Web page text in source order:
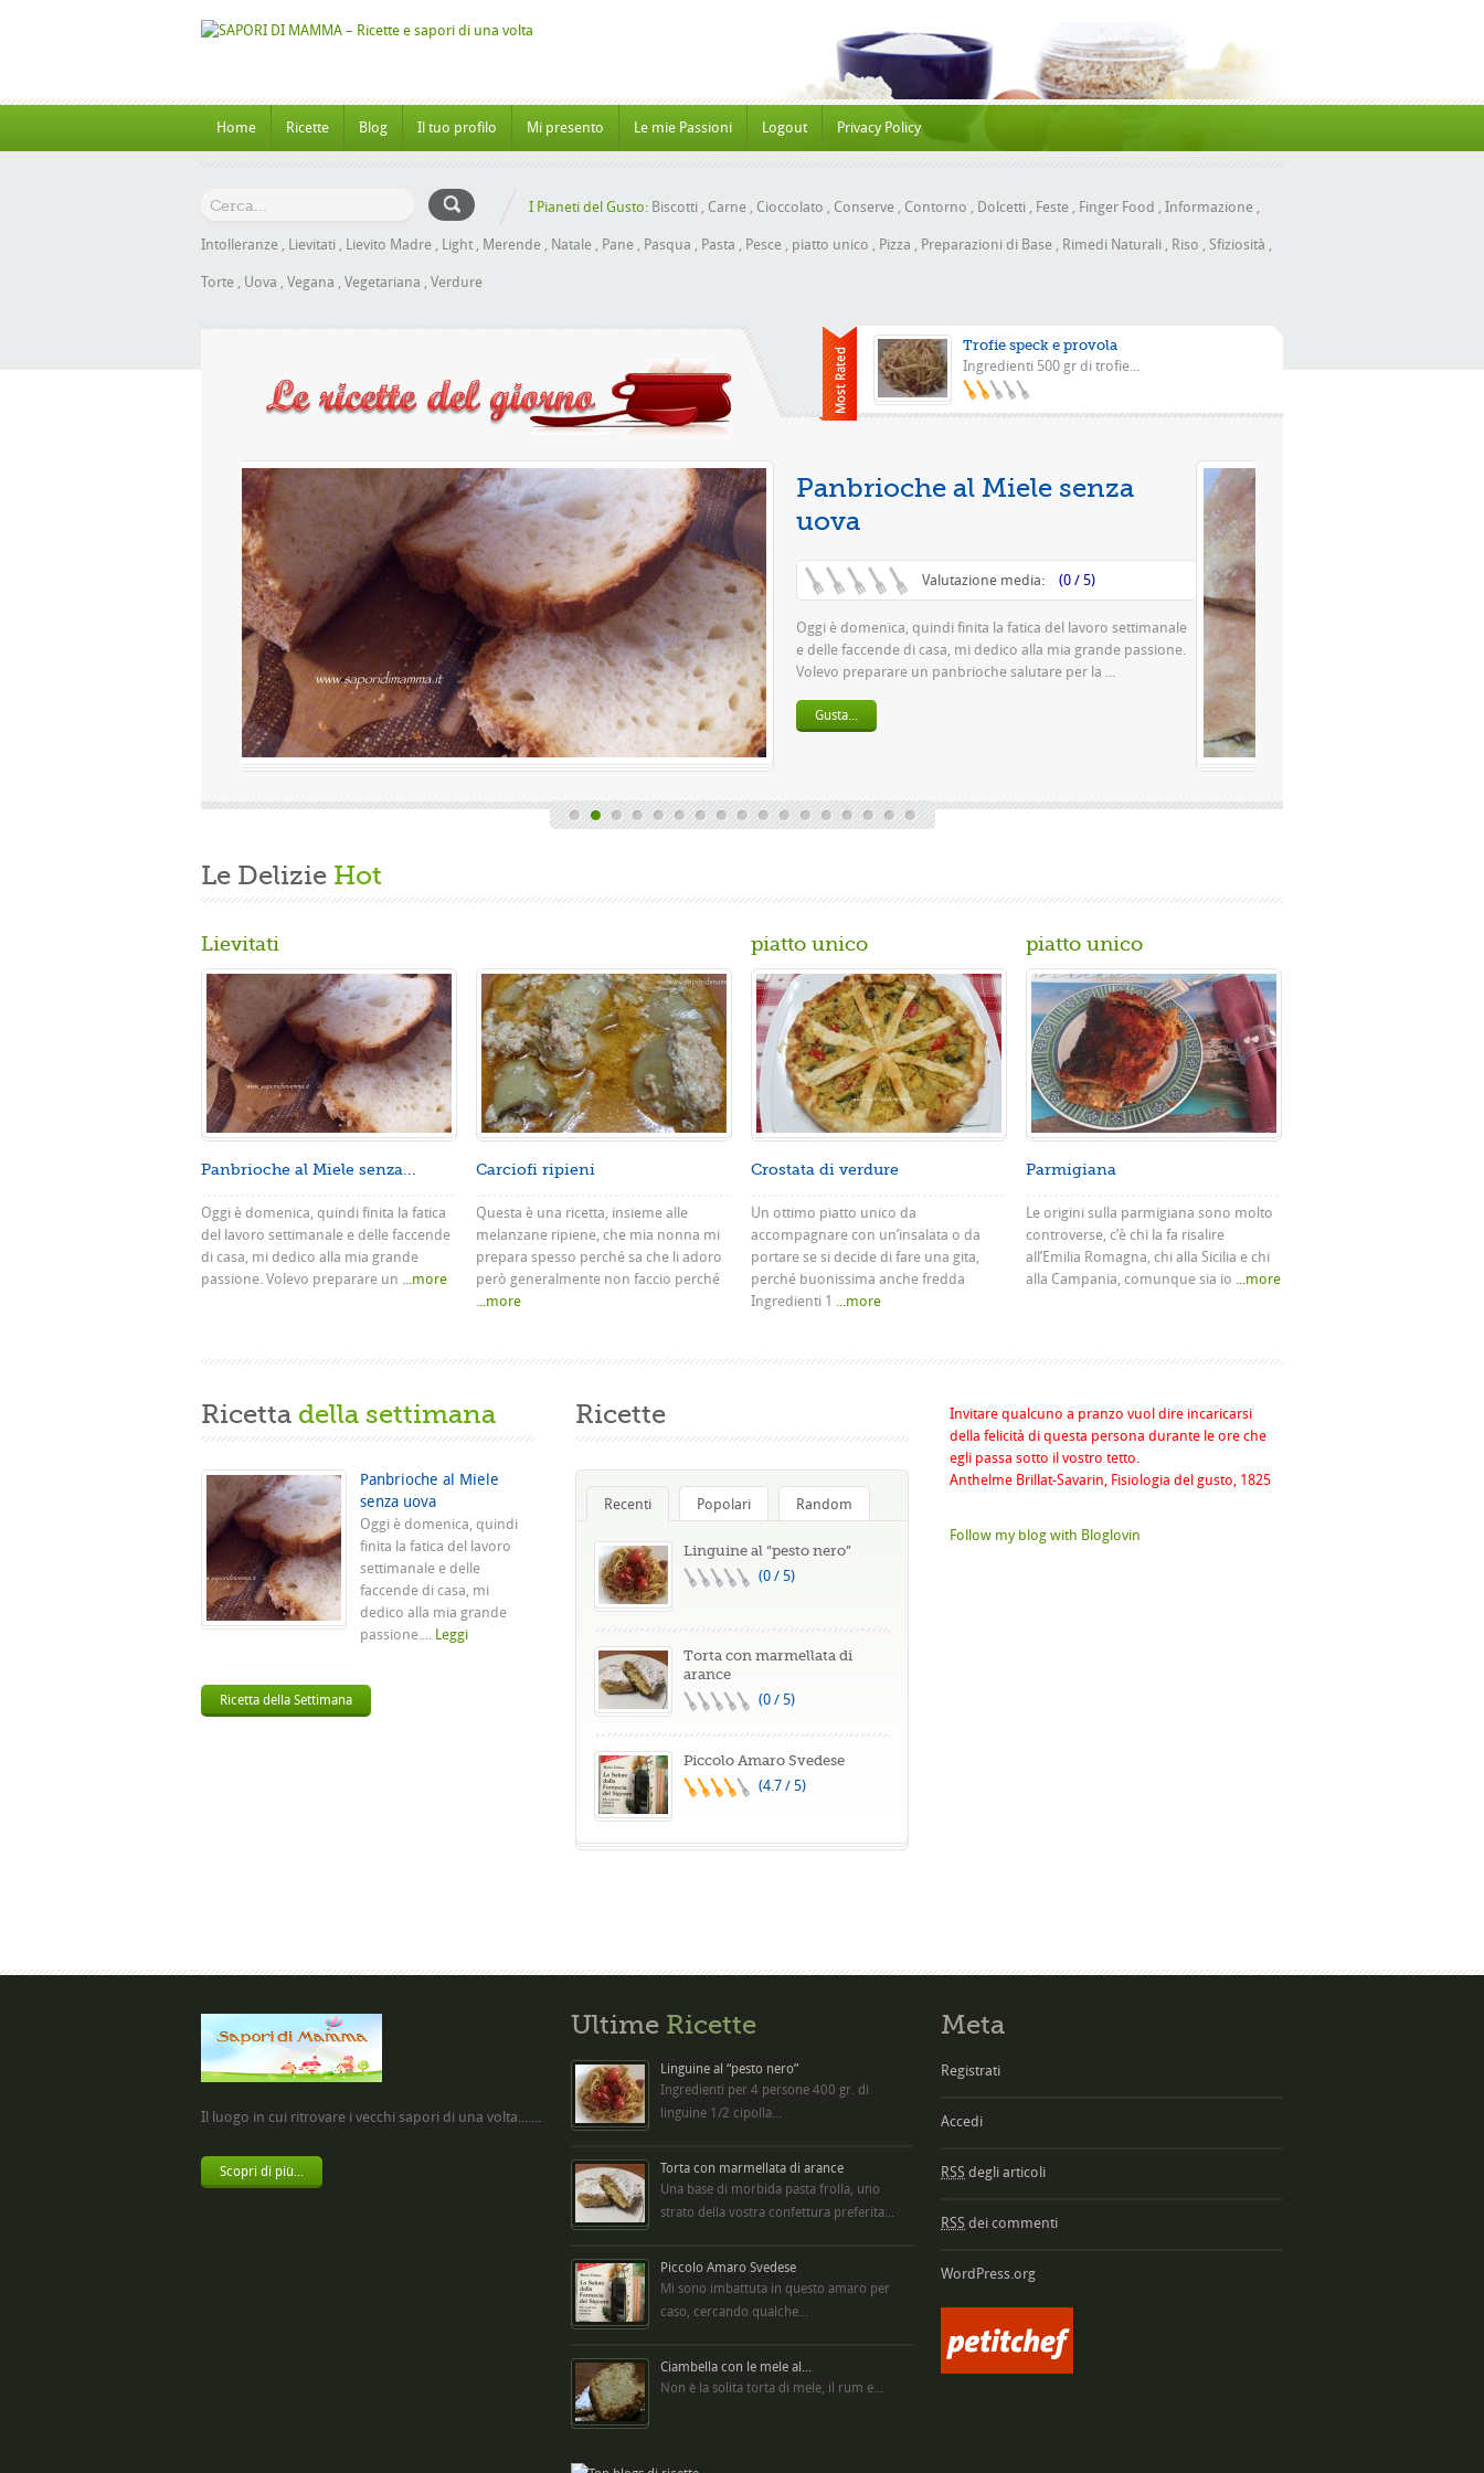
Home Ricette Blog Il tuo profilo Mi presento Le mie Passioni Logout Privacy Policy
I Pianeti del Gusto: Biscotti , Carne , Cioccolato , Conserve , Contorno , Dolcetti , Feste , Finger Food , Informazione ,
Intolleranze , Lievitati , Lievito Madre , Light , Merende , Natale , Pane , Pasqua , Pasta , Pesce , piatto unico , Pizza , Preparazioni di Base , Rimedi Naturali , Riso , Sfiziosità ,
Torte , Uova , Vegana , Vegetariana , Verdure
Trofie speck e provola
Ingredienti 500 gr di trofie...
Panbrioche al Miele senza
Valutazione media: (0 / 5)
Oggi è domenica, quindi finita la fatica del lavoro settimanale
e delle faccende di casa, mi dedico alla mia grande passione.
Volevo preparare un panbrioche salutare per la ...
Pizza con la scarola
Valutazione media:
Questa è una pizza famosissima a Napoli Ingredienti Per la
pasta 500 g di farina rimacinata a pietra 0 10 g di lievito di
Gusta...
Le Delizie Hot
Lievitati
Panbrioche al Miele senza...
Oggi è domenica, quindi finita la fatica
del lavoro settimanale e delle faccende
di casa, mi dedico alla mia grande
passione. Volevo preparare un ...more
Carciofi ripieni
Questa è una ricetta, insieme alle
melanzane ripiene, che mia nonna mi
prepara spesso perché sa che li adoro
però generalmente non faccio perché
...more
piatto unico
Crostata di verdure
Un ottimo piatto unico da
accompagnare con un’insalata o da
portare se si decide di fare una gita,
perché buonissima anche fredda
Ingredienti 1 ...more
piatto unico
Parmigiana
Le origini sulla parmigiana sono molto
controverse, c’è chi la fa risalire
all’Emilia Romagna, chi alla Sicilia e chi
alla Campania, comunque sia io ...more
Ricetta della settimana
Panbrioche al Miele
senza uova
Oggi è domenica, quindi
finita la fatica del lavoro
settimanale e delle
faccende di casa, mi
dedico alla mia grande
passione.... Leggi
Ricetta della Settimana
Ricette
Recenti Popolari Random
Linguine al “pesto nero”
(0 / 5)
Torta con marmellata di
arance
(0 / 5)
Piccolo Amaro Svedese
(4.7 / 5)
Invitare qualcuno a pranzo vuol dire incaricarsi
della felicità di questa persona durante le ore che
egli passa sotto il vostro tetto.
Anthelme Brillat-Savarin, Fisiologia del gusto, 1825
Follow my blog with Bloglovin
Il luogo in cui ritrovare i vecchi sapori di una volta.......
Scopri di più...
Ultime Ricette
Linguine al “pesto nero”
Ingredienti per 4 persone 400 gr. di
linguine 1/2 cipolla...
Torta con marmellata di arance
Una base di morbida pasta frolla, uno
strato della vostra confettura preferita...
Piccolo Amaro Svedese
Mi sono imbattuta in questo amaro per
caso, cercando qualche...
Ciambella con le mele al...
Non è la solita torta di mele, il rum e...
Meta
Registrati
Accedi
RSS degli articoli
RSS dei commenti
WordPress.org